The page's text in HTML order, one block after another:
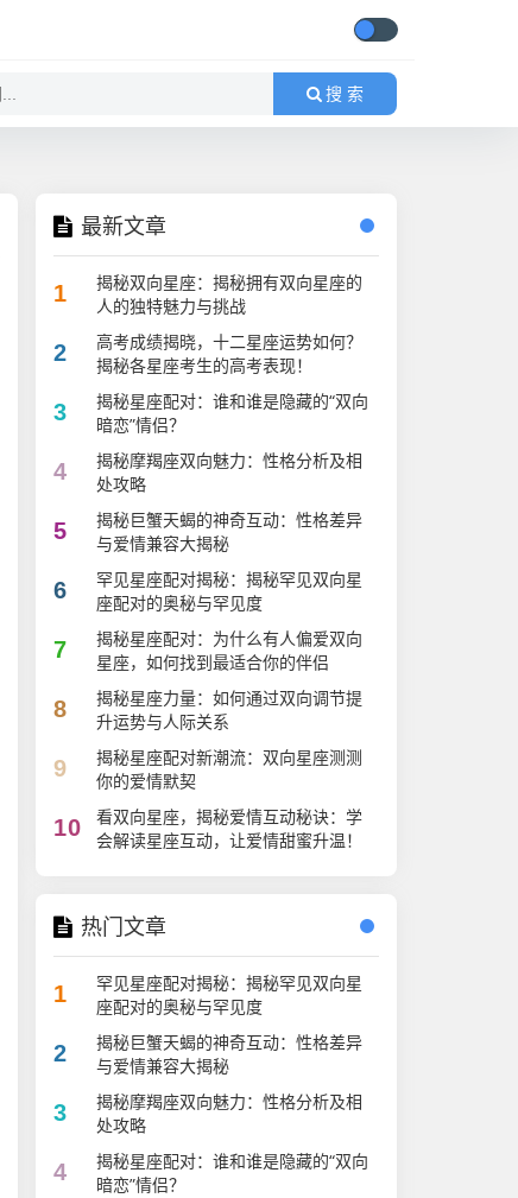
搜 索
最新文章
1
揭秘双向星座：揭秘拥有双向星座的
人的独特魅力与挑战
2
高考成绩揭晓，十二星座运势如何？
揭秘各星座考生的高考表现！
3
揭秘星座配对：谁和谁是隐藏的“双向
暗恋”情侣？
4
揭秘摩羯座双向魅力：性格分析及相
处攻略
5
揭秘巨蟹天蝎的神奇互动：性格差异
与爱情兼容大揭秘
6
罕见星座配对揭秘：揭秘罕见双向星
座配对的奥秘与罕见度
7
揭秘星座配对：为什么有人偏爱双向
星座，如何找到最适合你的伴侣
8
揭秘星座力量：如何通过双向调节提
升运势与人际关系
9
揭秘星座配对新潮流：双向星座测测
你的爱情默契
10
看双向星座，揭秘爱情互动秘诀：学
会解读星座互动，让爱情甜蜜升温！
热门文章
1
罕见星座配对揭秘：揭秘罕见双向星
座配对的奥秘与罕见度
2
揭秘巨蟹天蝎的神奇互动：性格差异
与爱情兼容大揭秘
3
揭秘摩羯座双向魅力：性格分析及相
处攻略
4
揭秘星座配对：谁和谁是隐藏的“双向
暗恋”情侣？